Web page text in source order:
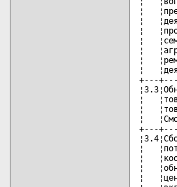
¦
¦
¦
¦
¦
¦
¦
+---
¦
¦
¦
+---
¦
¦
¦
¦